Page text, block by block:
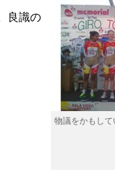
物議をかもし
良識の